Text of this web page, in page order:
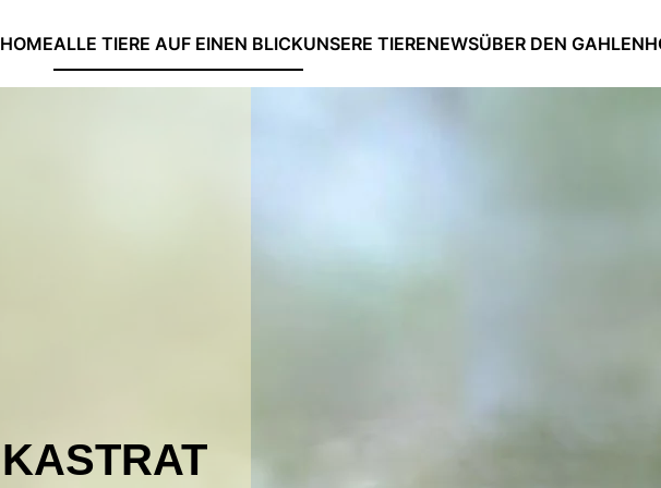
HOMEALLE TIERE AUF EINEN BLICKUNSERE TIERENEWSÜBER DEN
KASTRAT